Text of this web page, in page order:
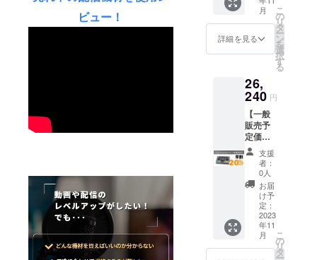
ビュー！
す。ご
了承く
ださ
い。 ※
材の供
給状
況、製
造工程
上の都
合等に
より出
荷時期
が遅れ
る場合
があり
ます。
産効率
が向上
した場
合、正
定価格
より下
がる可
能性も
ござい
ます。
※デザイ
ン・仕
様は変
更にな
る可能
性もご
ざいま
す。ご
了承く
ださ
nder
M1 本
体×1 ・
3.5mm
オー
ケーブ
ル×2 ・
USB-C
データ/
充電
ケーブ
ル×2 ・
フック&
ループ
×3 ※皆
様のご
支援に
より量
産効率
が向上
した場
月
詳細を見る
こ
の
リ
タ
ー
ン
を
選
択
す
る
26,
240 円
【一般
販売予
定価格
32,800
円の
20%オ
フ】(税
込・送
料無料)
Comma
nder
M1 本
支援
者：
0人
お届
け予
定：
2023
年11
月
こ
の
リ
タ
ー